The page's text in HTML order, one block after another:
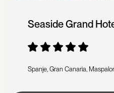
Seaside Grand
Spanje, Gran Canaria,